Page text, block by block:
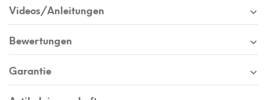
Videos/Anleitungen
Bewertungen
Garantie